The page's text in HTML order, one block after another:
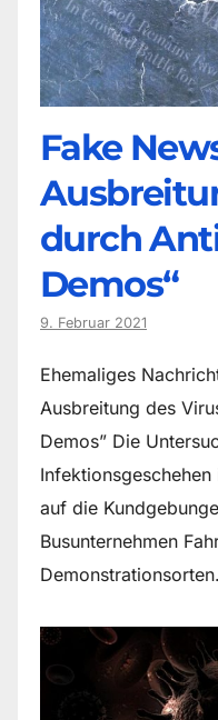
Fake
durch
Demos“
9. Februar 2021
Ehemaliges
Ausbreitung des
Demos” Die
auf die
Busunternehmen